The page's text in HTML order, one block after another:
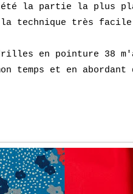
la partie la plus
technique très facile
en pointure 38
temps et en